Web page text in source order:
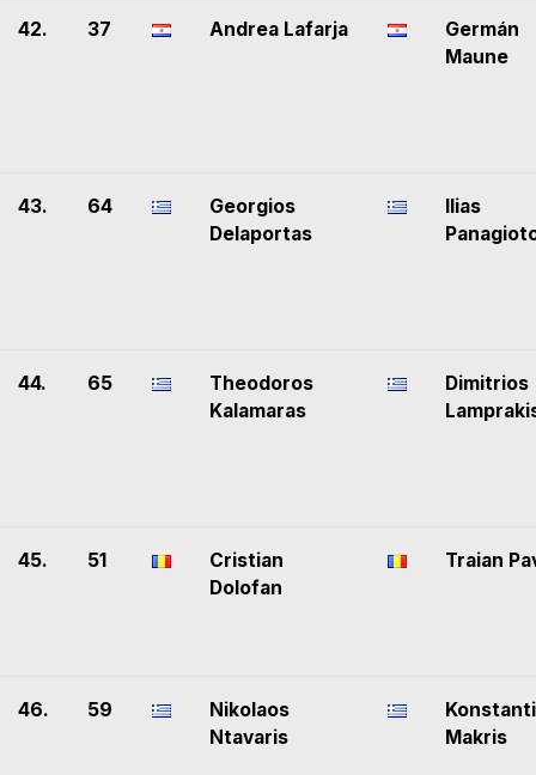
42. 37 Andrea Lafarja
Germán
Maune
43. 64
Georgios
Delaportas
Ilias
44. 65
Theodoros
Kalamaras
Dimitrios
45. 51
Cristian
Dolofan
Traian
46. 59
Nikolaos
Ntavaris
Makris